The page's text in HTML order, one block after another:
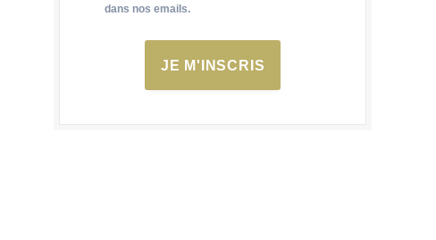
dans nos emails.
JE M'INSCRIS